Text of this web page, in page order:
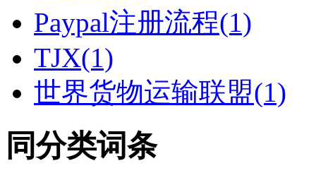
Paypal注册流程(1)
TJX(1)
世界货物运输联盟(1)
同分类词条